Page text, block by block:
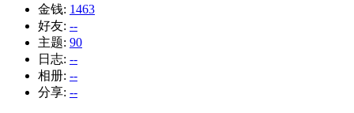
金钱: 1463
好友: --
主题: 90
日志: --
相册: --
分享: --